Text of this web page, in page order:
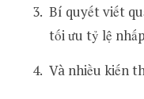
Bí quyết viết
tối ưu tỷ lệ
Và nhiều kiến